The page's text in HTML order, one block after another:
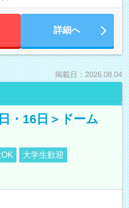
詳細へ
掲載日：2026.08.04
・16日＞ドーム
大学生歓迎